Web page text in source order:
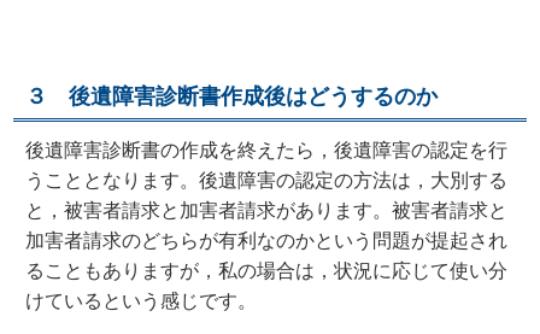
３ 後遺障害診断書作成後はどうするのか
後遺障害診断書の作成を終えたら，後遺障害の認定を行
うこととなります。後遺障害の認定の方法は，大別する
と，被害者請求と加害者請求があります。被害者請求と
加害者請求のどちらが有利なのかという問題が提起され
ることもありますが，私の場合は，状況に応じて使い分
けているという感じです。